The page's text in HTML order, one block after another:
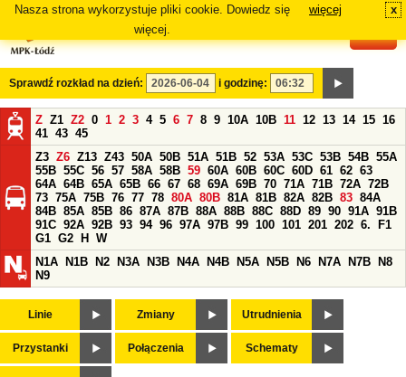
Nasza strona wykorzystuje pliki cookie. Dowiedz się
więcej.
więcej x
Sprawdź rozkład na dzień: i godzinę:
Z Z1 Z2 0 1 2 3 4 5 6 7 8 9 10A 10B 11 12 13 14 15 16
41 43 45
Z3 Z6 Z13 Z43 50A 50B 51A 51B 52 53A 53C 53B 54B 55A
55B 55C 56 57 58A 58B 59 60A 60B 60C 60D 61 62 63
64A 64B 65A 65B 66 67 68 69A 69B 70 71A 71B 72A 72B
73 75A 75B 76 77 78 80A 80B 81A 81B 82A 82B 83 84A
84B 85A 85B 86 87A 87B 88A 88B 88C 88D 89 90 91A 91B
91C 92A 92B 93 94 96 97A 97B 99 100 101 201 202 6.
F1
G1 G2 H
W
N1A
N1B N2 N3A N3B N4A N4B N5A N5B N6 N7A N7B
N8
N9
Linie Zmiany Utrudnienia
Przystanki Połączenia Schematy